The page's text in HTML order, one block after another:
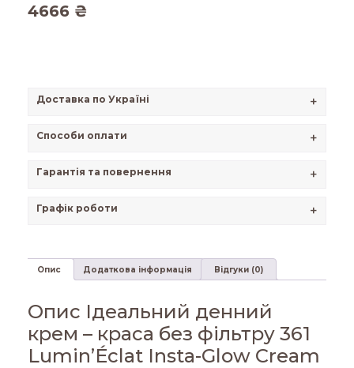
4666 ₴
Доставка по Україні +
Способи оплати +
Гарантія та повернення +
Графік роботи +
Опис Додаткова інформація Відгуки (0)
Опис Ідеальний денний
крем – краса без фільтру 361
Lumin’Éclat Insta-Glow Cream